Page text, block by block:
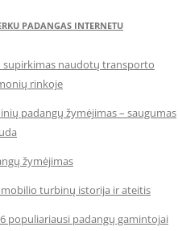
PADANGAS INTERNETU
supirkimas naudotų transporto
rinkoje
padangų žymėjimas – saugumas
žymėjimas
turbinų istorija ir ateitis
populiariausi padangų gamintojai